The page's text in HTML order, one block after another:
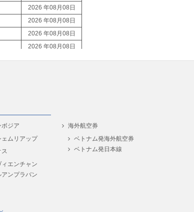
2026 年08月08日
2026 年08月08日
2026 年08月08日
2026 年08月08日
2026 年08月08日
2026 年08月08日
2026 年08月08日
2026 年08月08日
2026 年08月08日
2026 年08月08日
ボジア
ェムリアップ
ス
ィエンチャン
アンプラバン
海外航空券
ベトナム発海外航空券
ベトナム発日本線